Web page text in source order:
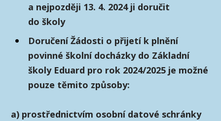
a nejpozději 13. 4. 2024 ji doručit
do školy
Doručení Žádosti o přijetí k plnění
povinné školní docházky do Základní
školy Eduard pro rok 2024/2025 je možné
pouze těmito způsoby:
a) prostřednictvím osobní datové schránky